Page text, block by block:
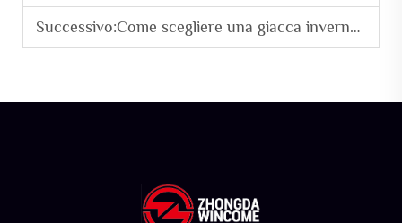
Successivo:Come scegliere una giacca invernale adatta alla tua conformazione fisica